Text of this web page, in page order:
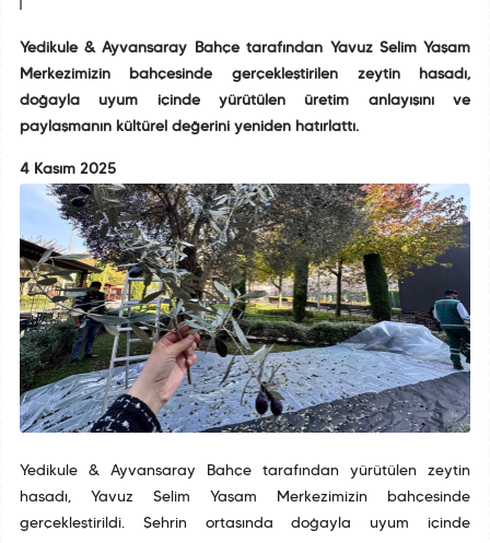
Yedikule & Ayvansaray Bahçe tarafından Yavuz Selim Yaşam
Merkezimizin bahçesinde gerçekleştirilen zeytin hasadı,
doğayla uyum içinde yürütülen üretim anlayışını ve
paylaşmanın kültürel değerini yeniden hatırlattı.
4 Kasım 2025
Yedikule & Ayvansaray Bahçe tarafından yürütülen zeytin
hasadı, Yavuz Selim Yaşam Merkezimizin bahçesinde
gerçekleştirildi. Şehrin ortasında doğayla uyum içinde